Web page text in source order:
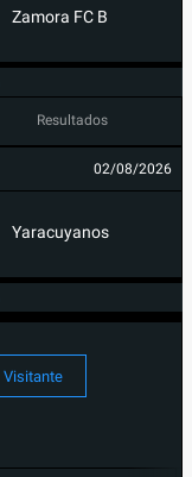
Zamora FC B
Resultados
02/08/2026
Yaracuyanos
Visitante